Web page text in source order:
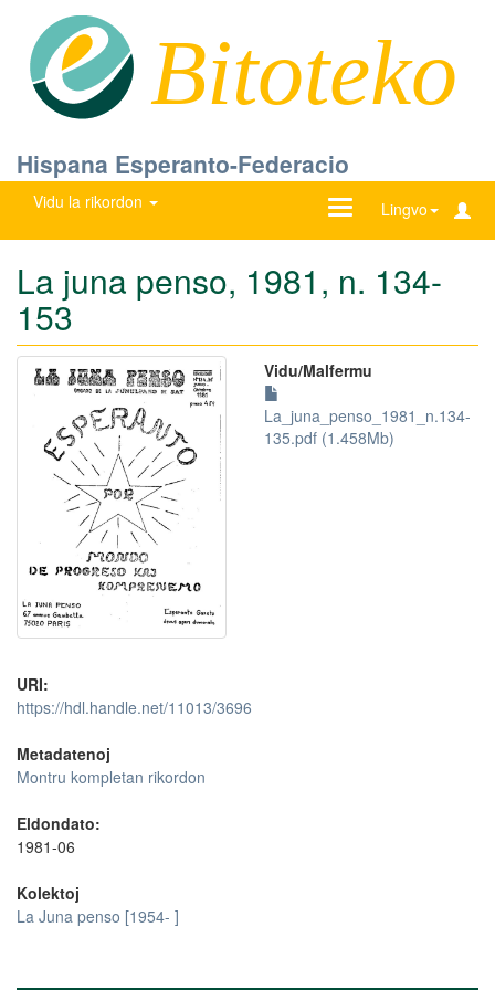
Bitoteko
Hispana Esperanto-Federacio
Vidu la rikordon Lingvo
Ŝanĝu
La juna penso, 1981, n. 134-
153
Vidu/Malfermu
La_juna_penso_1981_n.134-
135.pdf (1.458Mb)
URI:
https://hdl.handle.net/11013/3696
Metadatenoj
Montru kompletan rikordon
Eldondato:
1981-06
Kolektoj
La Juna penso [1954- ]